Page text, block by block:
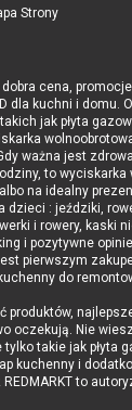
Strony
cena,
dla kuchni i domu.
jak płyta
ważna jest
to wyciskarka
na idealny
dzieci : jeździki,
i rowery, kaski
i pozytywne
pierwszym
do
produktów,
oczekują. Nie
takie jak płyta
kuchenny i
to